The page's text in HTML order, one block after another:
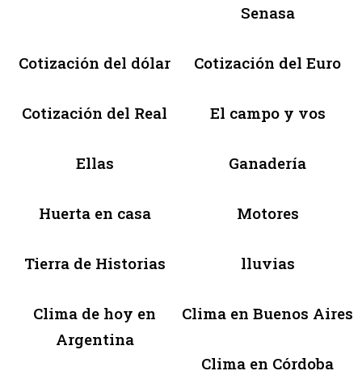
Senasa
Cotización del dólar Cotización del Euro
Cotización del Real El campo y vos
Ellas Ganadería
Huerta en casa Motores
Tierra de Historias lluvias
Clima de hoy en
Argentina
Clima en Buenos Aires
Clima en Córdoba